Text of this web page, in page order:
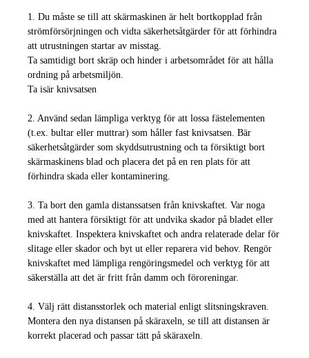
1. Du måste se till att skärmaskinen är helt bortkopplad från
strömförsörjningen och vidta säkerhetsåtgärder för att förhindra
att utrustningen startar av misstag.
Ta samtidigt bort skräp och hinder i arbetsområdet för att hålla
ordning på arbetsmiljön.
Ta isär knivsatsen
2. Använd sedan lämpliga verktyg för att lossa fästelementen
(t.ex. bultar eller muttrar) som håller fast knivsatsen. Bär
säkerhetsåtgärder som skyddsutrustning och ta försiktigt bort
skärmaskinens blad och placera det på en ren plats för att
förhindra skada eller kontaminering.
3. Ta bort den gamla distanssatsen från knivskaftet. Var noga
med att hantera försiktigt för att undvika skador på bladet eller
knivskaftet. Inspektera knivskaftet och andra relaterade delar för
slitage eller skador och byt ut eller reparera vid behov. Rengör
knivskaftet med lämpliga rengöringsmedel och verktyg för att
säkerställa att det är fritt från damm och föroreningar.
4. Välj rätt distansstorlek och material enligt slitsningskraven.
Montera den nya distansen på skäraxeln, se till att distansen är
korrekt placerad och passar tätt på skäraxeln.